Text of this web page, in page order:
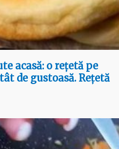
acasă: o rețetă pe
de gustoasă. Rețetă